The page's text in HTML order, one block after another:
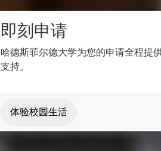
即刻申请
哈德斯菲尔德大学为您的申请全程提
支持。
体验校园生活